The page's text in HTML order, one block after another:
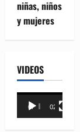
niñas, niños
y mujeres
VIDEOS
Reproductor
00:00 02:18